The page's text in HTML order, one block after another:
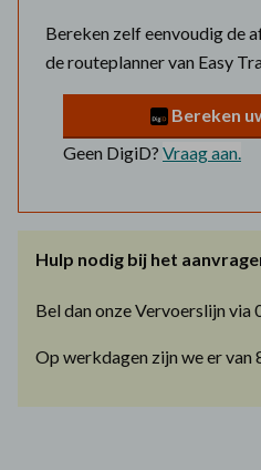
Bereken zelf eenvoudig de
de routeplanner van Easy
Bereken
Geen DigiD? Vraag aan.
Hulp nodig bij het
Bel dan onze Vervoerslijn via
Op werkdagen zijn we er van